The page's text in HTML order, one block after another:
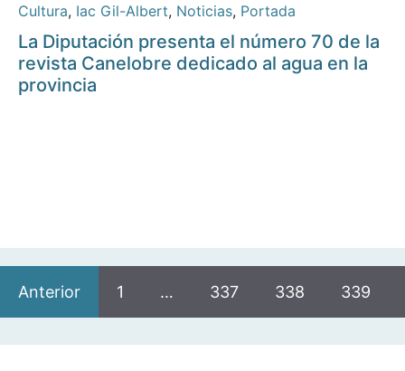
Cultura, Iac Gil-Albert, Noticias, Portada
La Diputación presenta el número 70 de la
revista Canelobre dedicado al agua en la
provincia
Anterior 1 … 337 338 339